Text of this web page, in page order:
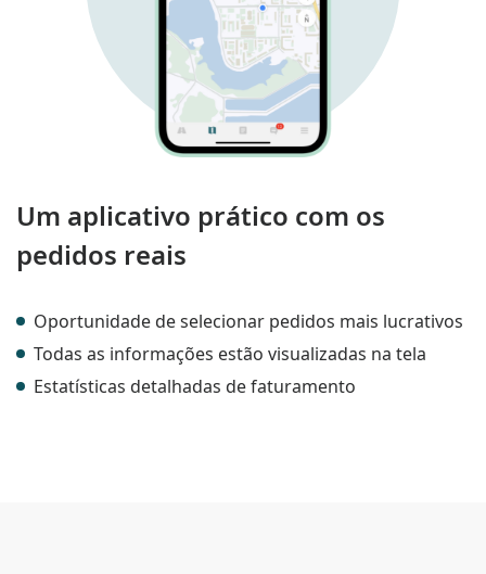
Um aplicativo prático com os
pedidos reais
Oportunidade de selecionar pedidos mais lucrativos
Todas as informações estão visualizadas na tela
Estatísticas detalhadas de faturamento